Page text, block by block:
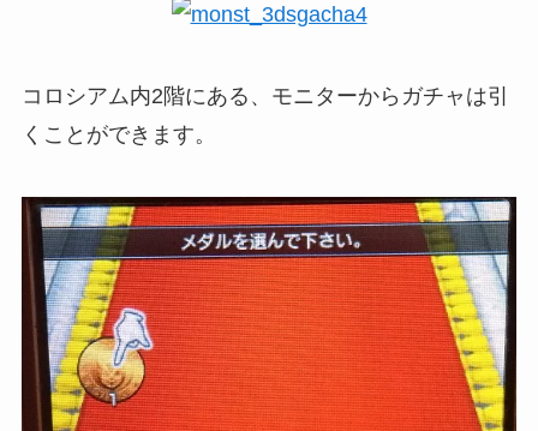
コロシアム内2階にある、モニターからガチャは引
くことができます。